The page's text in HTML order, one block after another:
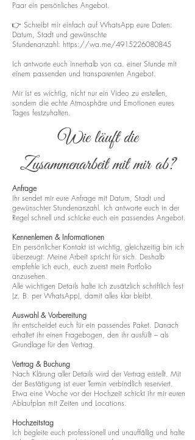
Paar ein persönliches Angebot.
👉 Schreibt mir einfach auf WhatsApp eure Daten:
Datum, Stadt und gewünschte
Stundenanzahl: https://wa.me/4915226080845
Ich antworte euch innerhalb von ca. einer Stunde mit
einem passenden und transparenten Angebot.
Mir ist es wichtig, nicht nur ein Video zu erstellen,
sondern die echte Atmosphäre und Emotionen eures
Tages festzuhalten.
Wie läuft die
Zusammenarbeit mit mir ab?
Anfrage
Ihr sendet mir eure Anfrage mit Datum, Stadt und
gewünschter Stundenanzahl. Ich antworte euch in der
Regel schnell und schicke euch ein passendes Angebot.
Kennenlernen & Informationen
Ein persönlicher Kontakt ist wichtig, gleichzeitig bin ich
überzeugt: Meine Arbeit spricht für sich. Deshalb
empfehle ich euch, euch zuerst mein Portfolio
anzusehen.
Alle wichtigen Details halte ich zusätzlich schriftlich fest
(z. B. per WhatsApp), damit alles klar bleibt.
Auswahl & Vorbereitung
Ihr entscheidet euch für ein passendes Paket. Danach
erhaltet ihr einen Fragebogen, den ihr ausfüllt – als
Grundlage für den Vertrag.
Vertrag & Buchung
Nach Klärung aller Details wird der Vertrag erstellt. Mit
der Bestätigung ist euer Termin verbindlich reserviert.
Etwa eine Woche vor der Hochzeit schickt ihr mir euren
Ablaufplan mit Zeiten und Locations.
Hochzeitstag
Ich begleite euch professionell und unauffällig und halte